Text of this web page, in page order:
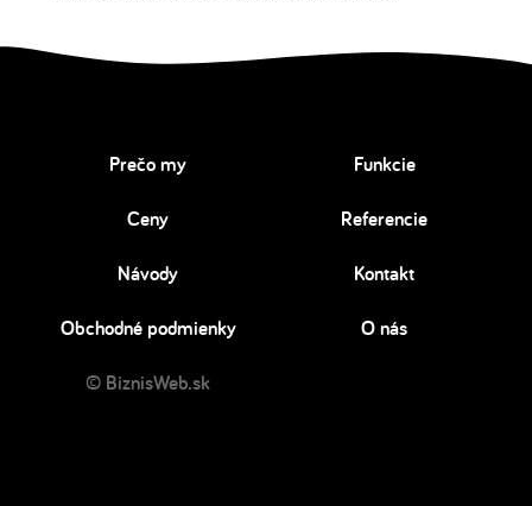
Prečo my Funkcie
Ceny Referencie
Návody Kontakt
Obchodné podmienky O nás
© BiznisWeb.sk